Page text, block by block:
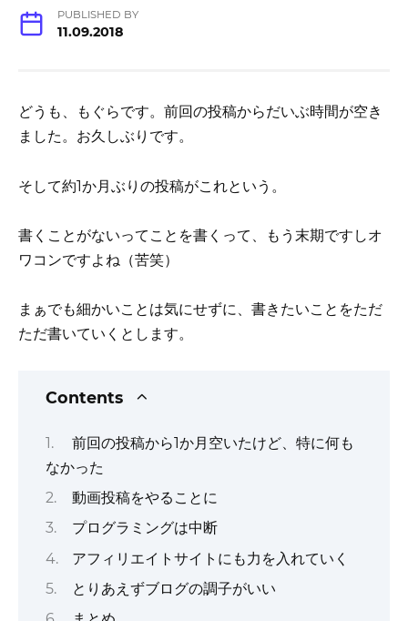
PUBLISHED BY
11.09.2018
どうも、もぐらです。前回の投稿からだいぶ時間が空き
ました。お久しぶりです。
そして約1か月ぶりの投稿がこれという。
書くことがないってことを書くって、もう末期ですしオ
ワコンですよね（苦笑）
まぁでも細かいことは気にせずに、書きたいことをただ
ただ書いていくとします。
Contents
前回の投稿から1か月空いたけど、特に何も
なかった
動画投稿をやることに
プログラミングは中断
アフィリエイトサイトにも力を入れていく
とりあえずブログの調子がいい